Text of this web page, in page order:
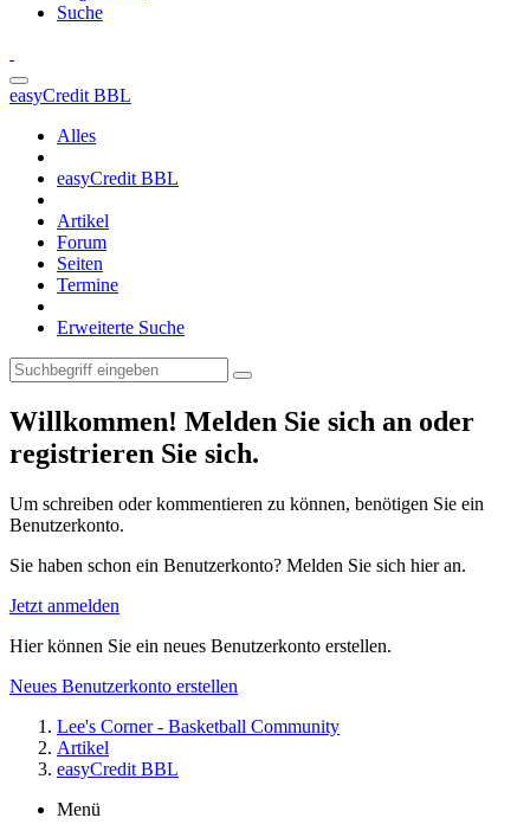
Suche
easyCredit BBL
Alles
easyCredit BBL
Artikel
Forum
Seiten
Termine
Erweiterte Suche
Willkommen! Melden Sie sich an oder
registrieren Sie sich.
Um schreiben oder kommentieren zu können, benötigen Sie ein
Benutzerkonto.
Sie haben schon ein Benutzerkonto? Melden Sie sich hier an.
Jetzt anmelden
Hier können Sie ein neues Benutzerkonto erstellen.
Neues Benutzerkonto erstellen
Lee's Corner - Basketball Community
Artikel
easyCredit BBL
Menü